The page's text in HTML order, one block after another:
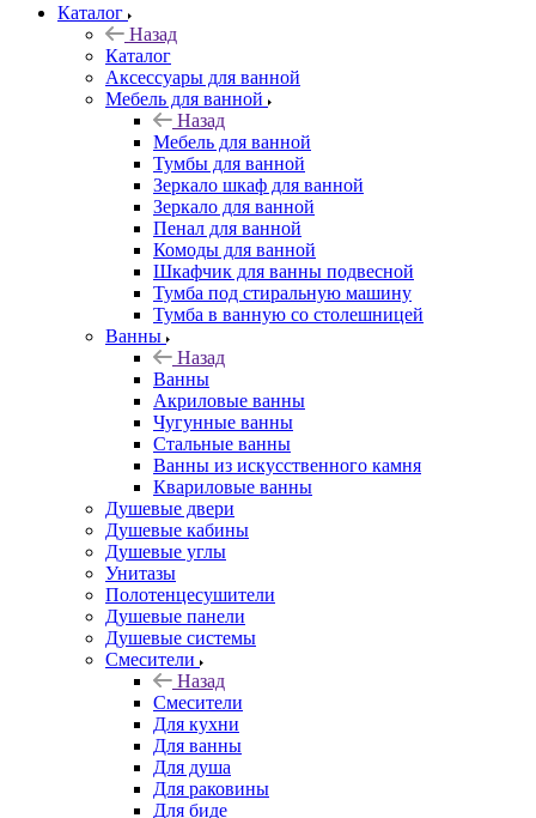
Каталог
Назад
Каталог
Аксессуары для ванной
Мебель для ванной
Назад
Мебель для ванной
Тумбы для ванной
Зеркало шкаф для ванной
Зеркало для ванной
Пенал для ванной
Комоды для ванной
Шкафчик для ванны подвесной
Тумба под стиральную машину
Тумба в ванную со столешницей
Ванны
Назад
Ванны
Акриловые ванны
Чугунные ванны
Стальные ванны
Ванны из искусственного камня
Квариловые ванны
Душевые двери
Душевые кабины
Душевые углы
Унитазы
Полотенцесушители
Душевые панели
Душевые системы
Смесители
Назад
Смесители
Для кухни
Для ванны
Для душа
Для раковины
Для биде